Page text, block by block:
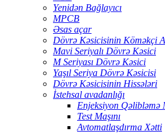
Yenidən Bağlayıcı
MPCB
Əsas açar
Dövrə Kəsicisinin Köməkçi
Mavi Seriyalı Dövrə Kəsici
M Seriyası Dövrə Kəsici
Yaşıl Seriya Dövrə Kəsicisi
Dövrə Kəsicisinin Hissələri
İstehsal avadanlığı
Enjeksiyon Qəlibləmə
Test Maşını
Avtomatlaşdırma Xətti